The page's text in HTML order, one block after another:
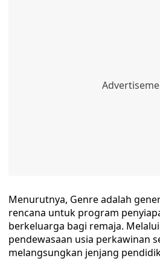
Menurutnya, Genre adalah
rencana untuk program
berkeluarga bagi remaja.
pendewasaan usia perkawinan
melangsungkan jenjang